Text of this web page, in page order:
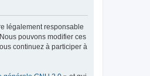
légalement responsable
pouvons modifier ces
continuez à participer à